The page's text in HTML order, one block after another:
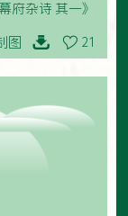
府杂诗 其一》
图 21